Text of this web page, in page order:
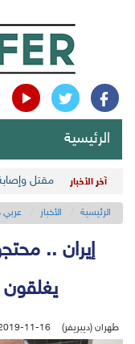
الرئيسية
آخر الأخبار مقتل وإصابة 191 ألف مدني لأسباب مباشرة وغير مباشرة في أحدث
الرئيسية الأخبار عربي
إيران ..
طهران (ديبريفر) 2019-11-16 | منذ 3